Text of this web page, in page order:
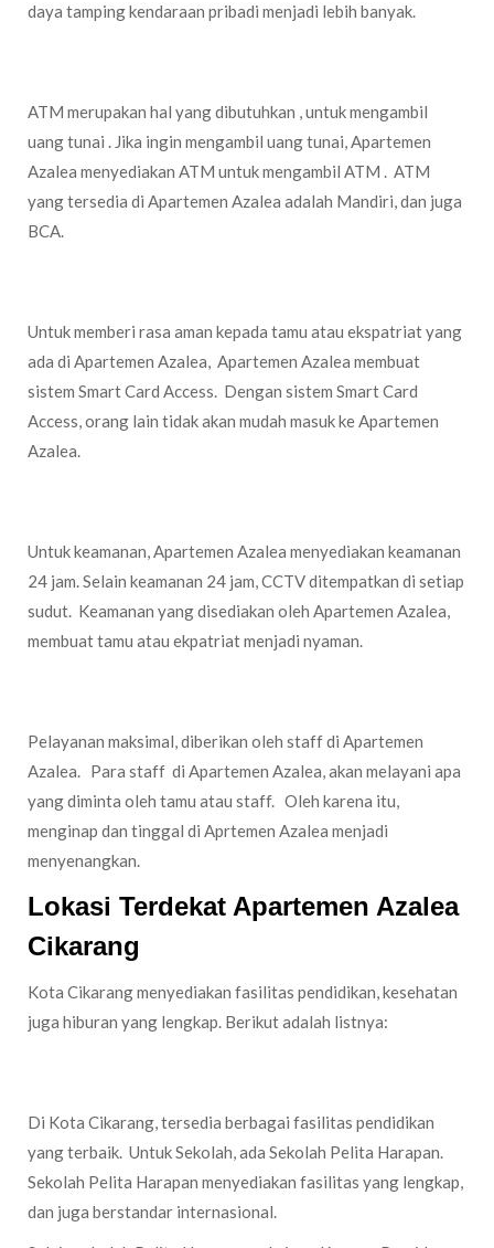
daya tamping kendaraan pribadi menjadi lebih banyak.
ATM merupakan hal yang dibutuhkan , untuk mengambil
uang tunai . Jika ingin mengambil uang tunai, Apartemen
Azalea menyediakan ATM untuk mengambil ATM . ATM
yang tersedia di Apartemen Azalea adalah Mandiri, dan juga
BCA.
Untuk memberi rasa aman kepada tamu atau ekspatriat yang
ada di Apartemen Azalea, Apartemen Azalea membuat
sistem Smart Card Access. Dengan sistem Smart Card
Access, orang lain tidak akan mudah masuk ke Apartemen
Azalea.
Untuk keamanan, Apartemen Azalea menyediakan keamanan
24 jam. Selain keamanan 24 jam, CCTV ditempatkan di setiap
sudut. Keamanan yang disediakan oleh Apartemen Azalea,
membuat tamu atau ekpatriat menjadi nyaman.
Pelayanan maksimal, diberikan oleh staff di Apartemen
Azalea. Para staff di Apartemen Azalea, akan melayani apa
yang diminta oleh tamu atau staff. Oleh karena itu,
menginap dan tinggal di Aprtemen Azalea menjadi
menyenangkan.
Lokasi Terdekat Apartemen Azalea
Cikarang
Kota Cikarang menyediakan fasilitas pendidikan, kesehatan
juga hiburan yang lengkap. Berikut adalah listnya:
Di Kota Cikarang, tersedia berbagai fasilitas pendidikan
yang terbaik. Untuk Sekolah, ada Sekolah Pelita Harapan.
Sekolah Pelita Harapan menyediakan fasilitas yang lengkap,
dan juga berstandar internasional.